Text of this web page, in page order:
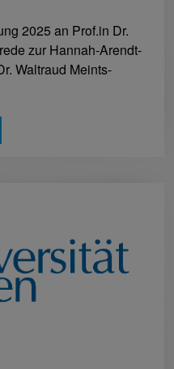
2025 an Prof.in Dr.
zur Hannah-Arendt-
Waltraud Meints-